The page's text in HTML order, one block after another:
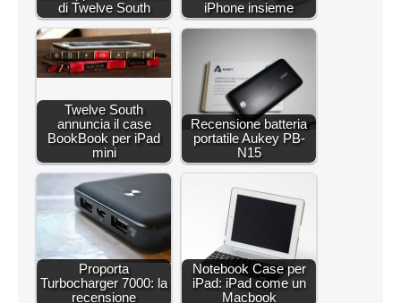
di Twelve South
iPhone insieme
Twelve South
annuncia il case
BookBook per iPad
mini
Recensione batteria
portatile Aukey PB-
N15
Proporta
Turbocharger 7000: la
recensione
Notebook Case per
iPad: iPad come un
Macbook